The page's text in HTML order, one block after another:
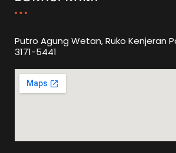
Putro Agung Wetan, Ruko Kenjeran
3171-5441